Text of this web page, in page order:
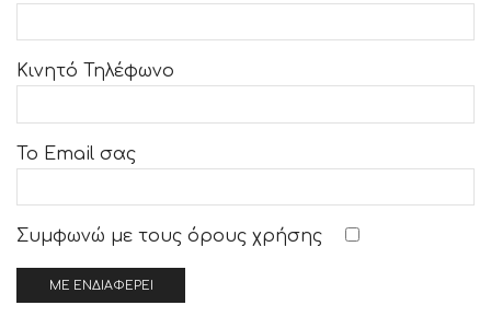
Κινητό Τηλέφωνο
Το Email σας
Συμφωνώ με τους όρους χρήσης